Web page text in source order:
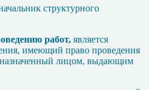
структурного
работ, является
имеющий право проведения
назначенный лицом, выдающим